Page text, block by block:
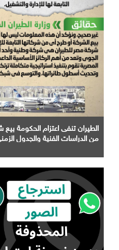
الطيران تنفى اعتزام الحكومة
من الدراسات الفنية والجدول